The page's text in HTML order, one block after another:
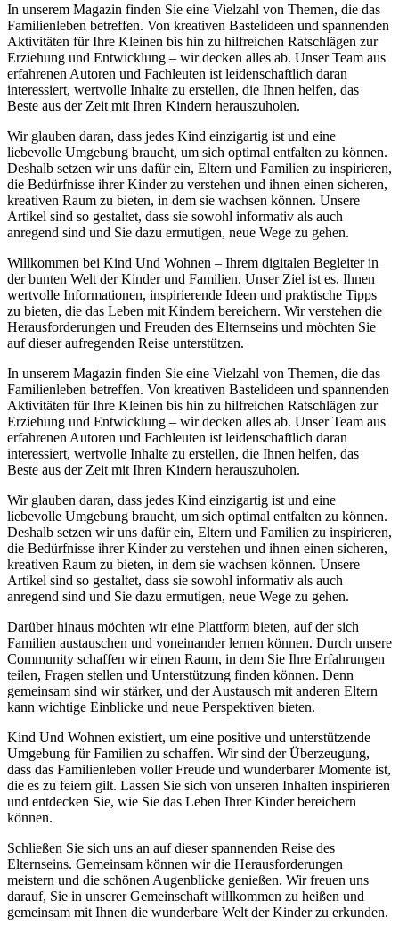
In unserem Magazin finden Sie eine Vielzahl von Themen, die das
Familienleben betreffen. Von kreativen Bastelideen und spannenden
Aktivitäten für Ihre Kleinen bis hin zu hilfreichen Ratschlägen zur
Erziehung und Entwicklung – wir decken alles ab. Unser Team aus
erfahrenen Autoren und Fachleuten ist leidenschaftlich daran
interessiert, wertvolle Inhalte zu erstellen, die Ihnen helfen, das
Beste aus der Zeit mit Ihren Kindern herauszuholen.
Wir glauben daran, dass jedes Kind einzigartig ist und eine
liebevolle Umgebung braucht, um sich optimal entfalten zu können.
Deshalb setzen wir uns dafür ein, Eltern und Familien zu inspirieren,
die Bedürfnisse ihrer Kinder zu verstehen und ihnen einen sicheren,
kreativen Raum zu bieten, in dem sie wachsen können. Unsere
Artikel sind so gestaltet, dass sie sowohl informativ als auch
anregend sind und Sie dazu ermutigen, neue Wege zu gehen.
Willkommen bei Kind Und Wohnen – Ihrem digitalen Begleiter in
der bunten Welt der Kinder und Familien. Unser Ziel ist es, Ihnen
wertvolle Informationen, inspirierende Ideen und praktische Tipps
zu bieten, die das Leben mit Kindern bereichern. Wir verstehen die
Herausforderungen und Freuden des Elternseins und möchten Sie
auf dieser aufregenden Reise unterstützen.
In unserem Magazin finden Sie eine Vielzahl von Themen, die das
Familienleben betreffen. Von kreativen Bastelideen und spannenden
Aktivitäten für Ihre Kleinen bis hin zu hilfreichen Ratschlägen zur
Erziehung und Entwicklung – wir decken alles ab. Unser Team aus
erfahrenen Autoren und Fachleuten ist leidenschaftlich daran
interessiert, wertvolle Inhalte zu erstellen, die Ihnen helfen, das
Beste aus der Zeit mit Ihren Kindern herauszuholen.
Wir glauben daran, dass jedes Kind einzigartig ist und eine
liebevolle Umgebung braucht, um sich optimal entfalten zu können.
Deshalb setzen wir uns dafür ein, Eltern und Familien zu inspirieren,
die Bedürfnisse ihrer Kinder zu verstehen und ihnen einen sicheren,
kreativen Raum zu bieten, in dem sie wachsen können. Unsere
Artikel sind so gestaltet, dass sie sowohl informativ als auch
anregend sind und Sie dazu ermutigen, neue Wege zu gehen.
Darüber hinaus möchten wir eine Plattform bieten, auf der sich
Familien austauschen und voneinander lernen können. Durch unsere
Community schaffen wir einen Raum, in dem Sie Ihre Erfahrungen
teilen, Fragen stellen und Unterstützung finden können. Denn
gemeinsam sind wir stärker, und der Austausch mit anderen Eltern
kann wichtige Einblicke und neue Perspektiven bieten.
Kind Und Wohnen existiert, um eine positive und unterstützende
Umgebung für Familien zu schaffen. Wir sind der Überzeugung,
dass das Familienleben voller Freude und wunderbarer Momente ist,
die es zu feiern gilt. Lassen Sie sich von unseren Inhalten inspirieren
und entdecken Sie, wie Sie das Leben Ihrer Kinder bereichern
können.
Schließen Sie sich uns an auf dieser spannenden Reise des
Elternseins. Gemeinsam können wir die Herausforderungen
meistern und die schönen Augenblicke genießen. Wir freuen uns
darauf, Sie in unserer Gemeinschaft willkommen zu heißen und
gemeinsam mit Ihnen die wunderbare Welt der Kinder zu erkunden.